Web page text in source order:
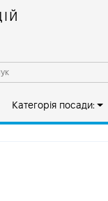
Категорія посади: